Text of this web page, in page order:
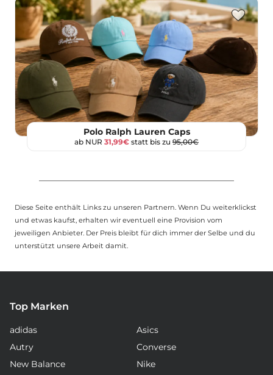
Polo Ralph Lauren Caps
ab NUR 31,99€ statt bis zu 95,00€
Diese Seite enthält Links zu unseren Partnern. Wenn Du weiterklickst
und etwas kaufst, erhalten wir eventuell eine Provision vom
jeweiligen Anbieter. Der Preis bleibt für dich immer der Selbe und du
unterstützt unsere Arbeit damit.
Top Marken
adidas
Asics
Autry
Converse
New Balance
Nike